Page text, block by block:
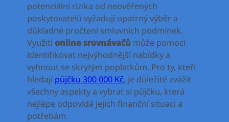
potenciální rizika od neověřených
poskytovatelů vyžadují opatrný výběr a
důkladné pročtení smluvních podmínek.
Využitíonline srovnávačů může pomoci
identifikovat nejvýhodnější nabídky a
vyhnout se skrytým poplatkům. Pro ty, kteří
hledajípůjčku 300 000 Kč, je důležité zvážit
všechny aspekty a vybrat si půjčku, která
nejlépe odpovídá jejich finanční situaci a
potřebám.